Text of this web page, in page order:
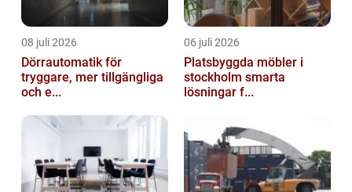
08 juli 2026
Dörrautomatik för
tryggare, mer tillgängliga
och e...
06 juli 2026
Platsbyggda möbler i
stockholm smarta
lösningar f...